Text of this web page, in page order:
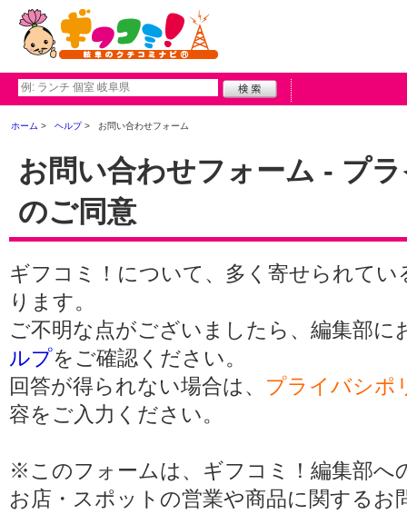
ホーム ヘルプ お問い合わせフォーム
お問い合わせフォーム - プ
のご同意
ギフコミ！について、多く寄せられてい
ります。
ご不明な点がございましたら、編集部
ルプをご確認ください。
回答が得られない場合は、 プライバシポ
容をご入力ください。
※このフォームは、ギフコミ！編集部へ
お店・スポットの営業や商品に関する